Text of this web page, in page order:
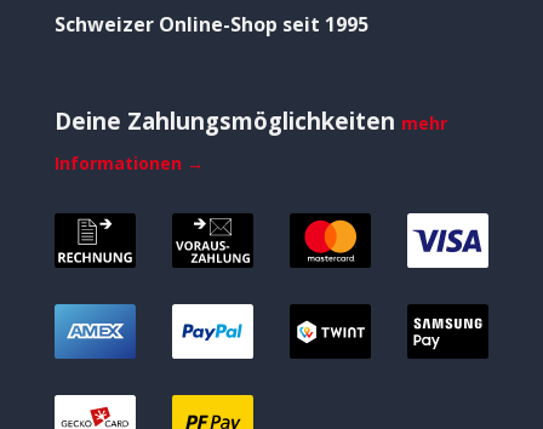
Schweizer Online-Shop seit 1995
Deine Zahlungsmöglichkeiten mehr
Informationen →